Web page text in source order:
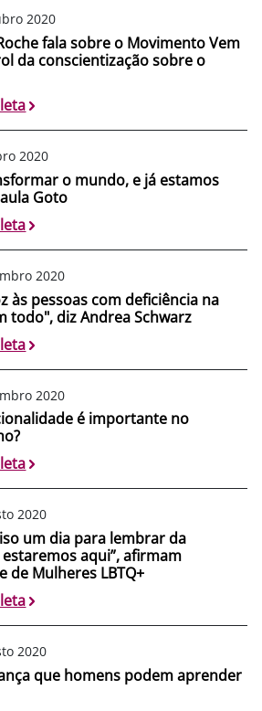
2020
fala sobre o Movimento Vem
da conscientização sobre o
2020
o mundo, e já estamos
Goto
2020
às pessoas com deficiência na
todo", diz Andrea Schwarz
2020
é importante no
2020
um dia para lembrar da
aqui”, afirmam
de Mulheres LBTQ+
2020
que homens podem aprender